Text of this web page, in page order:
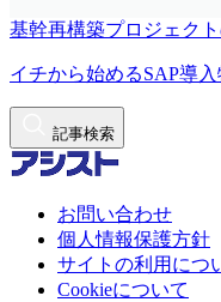
基幹再構築プロジェク
イチから始めるSAP導
記事検索
お問い合わせ
個人情報保護方針
サイトの利用につ
Cookieについて